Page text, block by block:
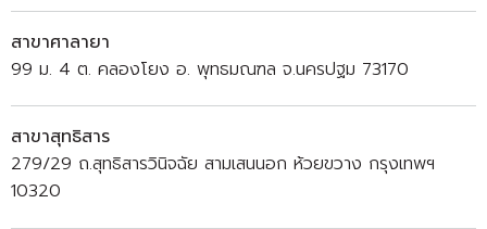
สาขาศาลายา
99 ม. 4 ต. คลองโยง อ. พุทธมณฑล จ.นครปฐม 73170
สาขาสุทธิสาร
279/29 ถ.สุทธิสารวินิจฉัย สามเสนนอก ห้วยขวาง กรุงเทพฯ
10320